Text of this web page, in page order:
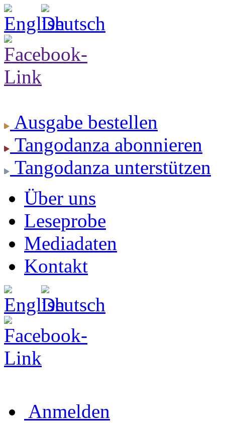
Ausgabe bestellen
Tangodanza abonnieren
Tangodanza unterstützen
Über uns
Leseprobe
Mediadaten
Kontakt
Anmelden